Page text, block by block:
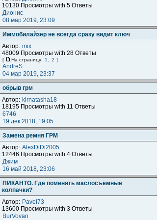
10130 Просмотры with 5 Ответы
Дионис
08 мар 2019, 23:09
Иммобилайзер не всегда сразу видит ключ
Автор: mix
48009 Просмотры with 28 Ответы
[ На страницу: 1 2 ]
AndreS
04 мар 2019, 23:37
обрыв грм
Автор: kirnatasha18
18195 Просмотры with 11 Ответы
6746
19 дек 2018, 19:05
Замена ремня ГРМ
Автор: AlexDiDi2005
12446 Просмотры with 4 Ответы
Джим
16 май 2018, 23:06
ПИКАНТО. Где поменять маслосъёмные
колпачки?
Автор: Pavel73
13600 Просмотры with 3 Ответы
BurVovan